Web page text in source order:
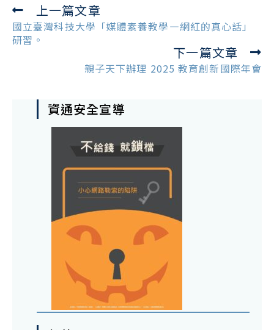
Read
more
articles
上一篇文章
國立臺灣科技大學「媒體素養教學—網紅的真心話」
研習。
下一篇文章
親子天下辦理 2025 教育創新國際年會
資通安全宣導